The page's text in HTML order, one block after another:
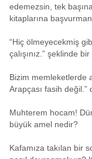
edemezsin, tek
kitaplarına
“Hiç ölmeyecekmiş
çalışınız.” şeklinde
Bizim memleketlerde
Arapçası fasih
Muhterem hocam!
büyük amel nedir?
Kafamıza takılan bir